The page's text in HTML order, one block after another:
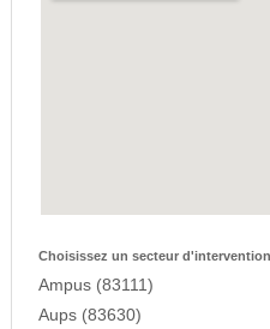
Choisissez un secteur
Ampus (83111)
Aups (83630)